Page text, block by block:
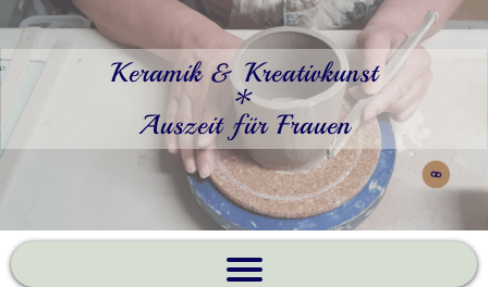
Keramik & Kreativkunst
*
Auszeit für Frauen